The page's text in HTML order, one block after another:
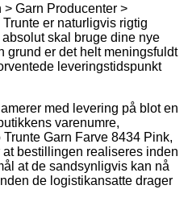
Garn Producenter >
er naturligvis rigtig
skal bruge dine nye
grund er det helt meningsfuldt
leveringstidspunkt
med levering på blot en
varenumre,
Garn Farve 8434 Pink,
bestillingen realiseres inden
at de sandsynligvis kan nå
de logistikansatte drager